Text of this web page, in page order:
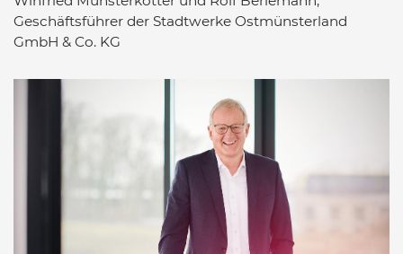
Geschäftsführer der Stadtwerke Ostmünsterland
GmbH & Co. KG